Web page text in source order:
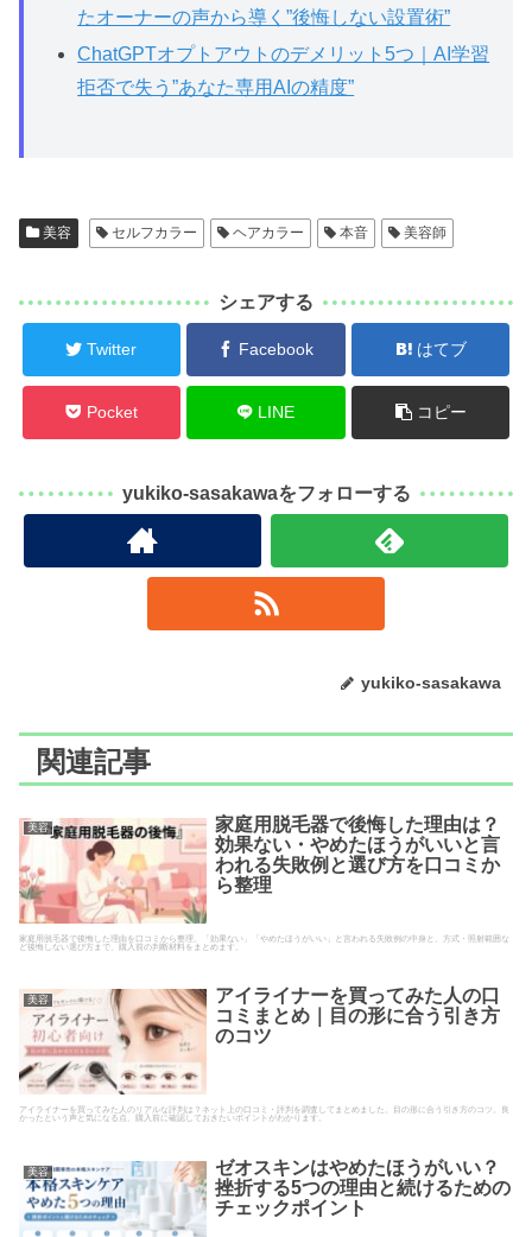
たオーナーの声から導く”後悔しない設置術”
ChatGPTオプトアウトのデメリット5つ｜AI学習
拒否で失う”あなた専用AIの精度”
美容 セルフカラー ヘアカラー 本音 美容師
シェアする
Twitter Facebook はてブ
Pocket LINE コピー
yukiko-sasakawaをフォローする
yukiko-sasakawa
関連記事
美容
家庭用脱毛器で後悔した理由は？
効果ない・やめたほうがいいと言
われる失敗例と選び方を口コミか
ら整理
家庭用脱毛器で後悔した理由を口コミから整理。「効果ない」「やめたほうがいい」と言われる失敗例の中身と、方式・照射範囲な
ど後悔しない選び方まで、購入前の判断材料をまとめます。
美容
アイライナーを買ってみた人の口
コミまとめ｜目の形に合う引き方
のコツ
アイライナーを買ってみた人のリアルな評判は？ネット上の口コミ・評判を調査してまとめました。目の形に合う引き方のコツ。良
かったという声と気になる点、購入前に確認しておきたいポイントがわかります。
美容
ゼオスキンはやめたほうがいい？
挫折する5つの理由と続けるための
チェックポイント